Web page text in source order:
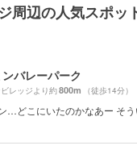
周辺の人気スポッ
バレーパーク
ビレッジより約800m （徒歩14分）
…どこにいたのかなあー そ